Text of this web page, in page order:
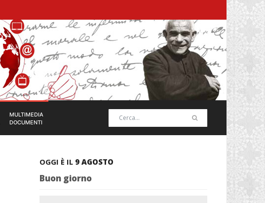
MULTIMEDIA
DOCUMENTI
OGGI È IL 9 AGOSTO
Buon giorno